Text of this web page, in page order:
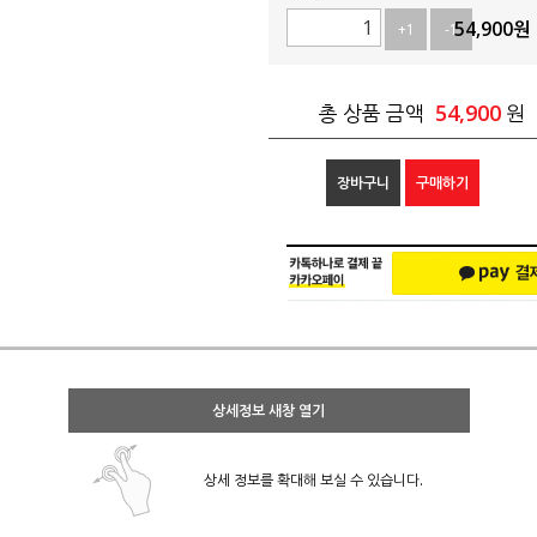
+1
-154,900원
총 상품 금액 54,900 원
장바구니 구매하기
상세정보 새창 열기
상세 정보를 확대해 보실 수 있습니다.